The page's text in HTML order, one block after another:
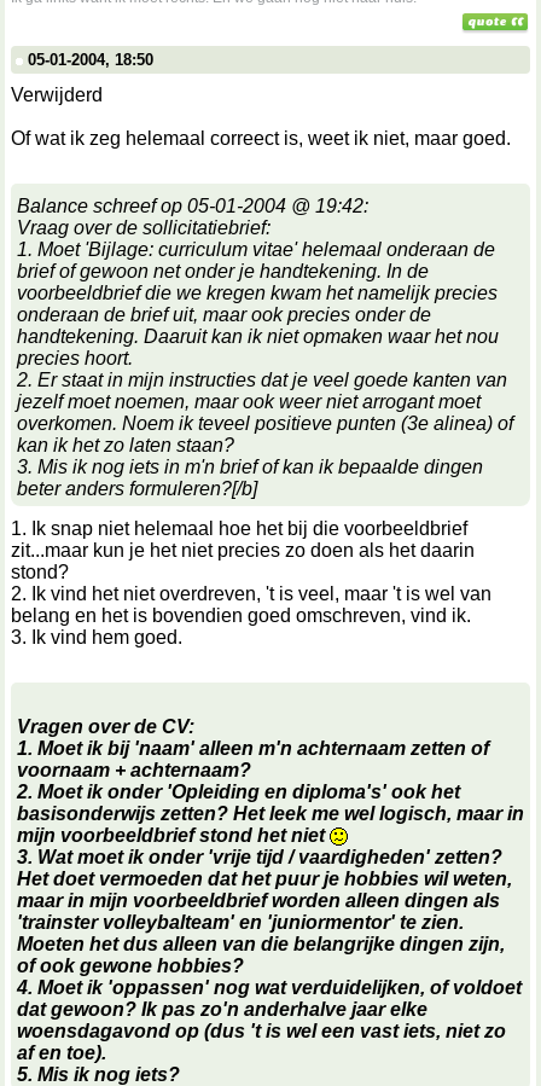
05-01-2004, 18:50
Verwijderd
Of wat ik zeg helemaal correect is, weet ik niet, maar goed.
Balance schreef op 05-01-2004 @ 19:42:
Vraag over de sollicitatiebrief:
1. Moet 'Bijlage: curriculum vitae' helemaal onderaan de
brief of gewoon net onder je handtekening. In de
voorbeeldbrief die we kregen kwam het namelijk precies
onderaan de brief uit, maar ook precies onder de
handtekening. Daaruit kan ik niet opmaken waar het nou
precies hoort.
2. Er staat in mijn instructies dat je veel goede kanten van
jezelf moet noemen, maar ook weer niet arrogant moet
overkomen. Noem ik teveel positieve punten (3e alinea) of
kan ik het zo laten staan?
3. Mis ik nog iets in m'n brief of kan ik bepaalde dingen
beter anders formuleren?[/b]
1. Ik snap niet helemaal hoe het bij die voorbeeldbrief
zit...maar kun je het niet precies zo doen als het daarin
stond?
2. Ik vind het niet overdreven, 't is veel, maar 't is wel van
belang en het is bovendien goed omschreven, vind ik.
3. Ik vind hem goed.
Vragen over de CV:
1. Moet ik bij 'naam' alleen m'n achternaam zetten of
voornaam + achternaam?
2. Moet ik onder 'Opleiding en diploma's' ook het
basisonderwijs zetten? Het leek me wel logisch, maar in
mijn voorbeeldbrief stond het niet
3. Wat moet ik onder 'vrije tijd / vaardigheden' zetten?
Het doet vermoeden dat het puur je hobbies wil weten,
maar in mijn voorbeeldbrief worden alleen dingen als
'trainster volleybalteam' en 'juniormentor' te zien.
Moeten het dus alleen van die belangrijke dingen zijn,
of ook gewone hobbies?
4. Moet ik 'oppassen' nog wat verduidelijken, of voldoet
dat gewoon? Ik pas zo'n anderhalve jaar elke
woensdagavond op (dus 't is wel een vast iets, niet zo
af en toe).
5. Mis ik nog iets?